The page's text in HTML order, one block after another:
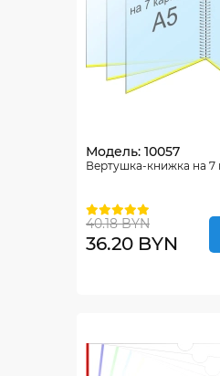
Модель: 10057
Вертушка-книжка на 7
40.18 BYN
36.20 BYN